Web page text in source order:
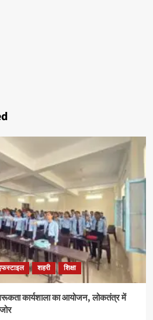
शहरी शिक्षा
कार्यशाला का आयोजन, लोकतंत्र में